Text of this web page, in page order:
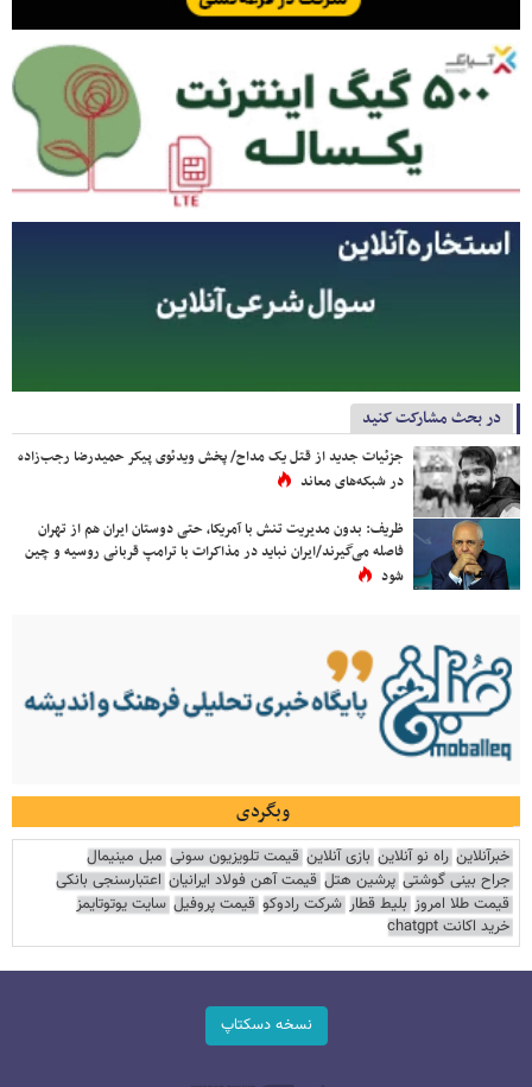
در بحث مشارکت کنید
جزئیات جدید از قتل یک مداح/ پخش ویدئوی پیکر حمیدرضا رجب‌زاده
در شبکه‌های معاند
ظریف: بدون مدیریت تنش با آمریکا، حتی دوستان ایران هم از تهران
فاصله می‌گیرند/ایران نباید در مذاکرات با ترامپ قربانی روسیه و چین
شود
وبگردی
خبرآنلاین راه نو آنلاین بازی آنلاین قیمت تلویزیون سونی مبل مینیمال
جراح بینی گوشتی پرشین هتل قیمت آهن فولاد ایرانیان اعتبارسنجی بانکی
قیمت طلا امروز بلیط قطار شرکت رادوکو قیمت پروفیل سایت یوتوتایمز
خرید اکانت chatgpt
نسخه دسکتاپ